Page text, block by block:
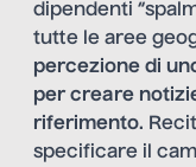
dipendenti
tutte le aree
percezione di
per creare
riferimento.
specificare il